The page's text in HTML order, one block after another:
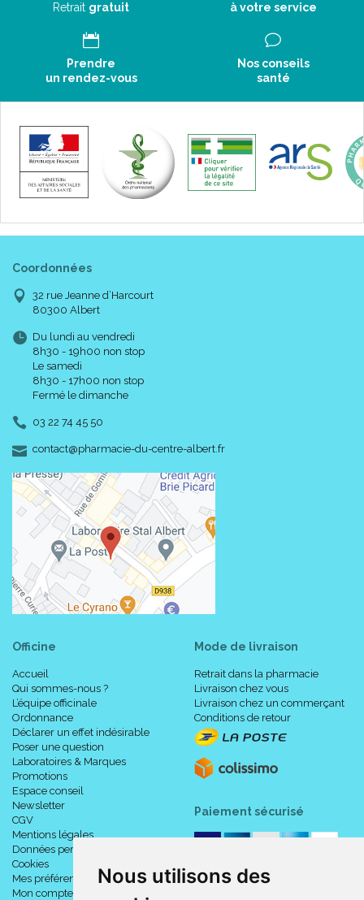
Nous utilisons des
Retrait gratuit
à votre service
Prendre
un rendez-vous
Nos conseils
santé
Coordonnées
32 rue Jeanne d’Harcourt
80300 Albert
Du lundi au vendredi
8h30 - 19h00 non stop
Le samedi
8h30 - 17h00 non stop
Fermé le dimanche
03 22 74 45 50
contact-
@-
pharmacie-du-centre-albert.fr
Officine
Accueil
Qui sommes-nous ?
L’équipe officinale
Ordonnance
Déclarer un effet indésirable
Poser une question
Laboratoires & Marques
Promotions
Espace conseil
Newsletter
CGV
Mentions légales
Données personnelles
Cookies
Mes préférences Cookies
Mon compte
Mode de livraison
Retrait dans la pharmacie
Livraison chez vous
Livraison chez un commerçant
Conditions de retour
Paiement sécurisé